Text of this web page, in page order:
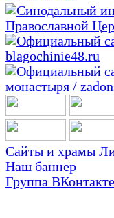
Сайты и храмы
Наш баннер
Группа